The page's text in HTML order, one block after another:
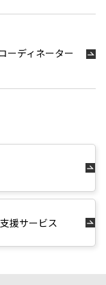
ーディネーター
援サービス